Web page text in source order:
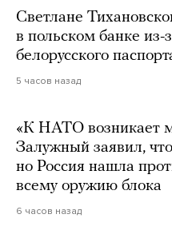
Светлане
в польском банке из-
белорусского
5 часов назад
«К НАТО возникает
Залужный заявил,
но Россия нашла
всему оружию блока
6 часов назад